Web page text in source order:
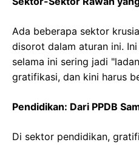
Ada beberapa sektor
disorot dalam aturan ini.
selama ini sering jadi
gratifikasi, dan kini harus
Pendidikan: Dari PPDB
Di sektor pendidikan,